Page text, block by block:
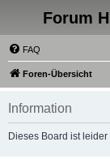
Forum
FAQ
Foren-Übersicht
Information
Dieses Board ist